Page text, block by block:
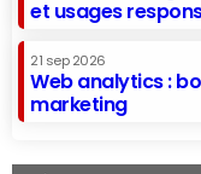
et usages
21 sep 2026
Web analytics :
marketing